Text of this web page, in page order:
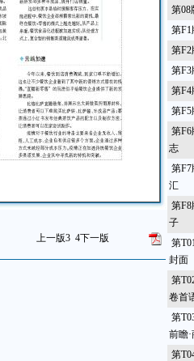
上一版3 4下一版
第08
第F1
第F2
第F3
第F4
第F5
第F6
志
第F7
汇
第F8
子
第
封面
第
卷首
第
前瞻
第